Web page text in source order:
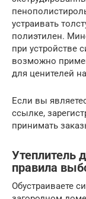
устраивать
полиэтилен.
при устройстве
возможно
для ценителей
Если вы
ссылке,
принимать
Утеплитель
правила
Обустраиваете